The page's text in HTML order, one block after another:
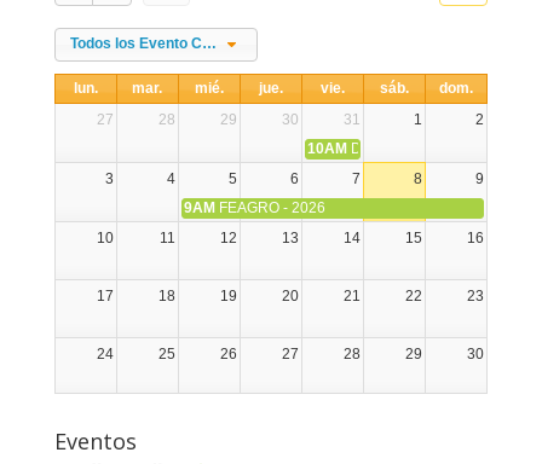
Todos los Evento Categories
lun. mar. mié. jue. vie. sáb.
dom.
27
28 29 30 31 1
2
10AM DIA NACIONAL DE LA
3
4 5 6 7 8
9
9AM FEAGRO - 2026
10
11 12 13 14 15 16
17 18 19 20 21 22 23
24 25 26 27 28 29 30
Eventos